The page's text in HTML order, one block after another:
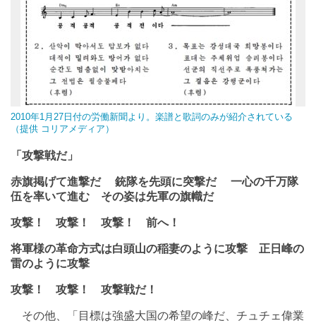
2010年1月27日付の労働新聞より。楽譜と歌詞のみが紹介されている
（提供 コリアメディア）
「攻撃戦だ」
赤旗掲げて進撃だ 銃隊を先頭に突撃だ 一心の千万隊
伍を率いて進む その姿は先軍の旗幟だ
攻撃！ 攻撃！ 攻撃！ 前へ！
将軍様の革命方式は白頭山の稲妻のように攻撃 正日峰の
雷のように攻撃
攻撃！ 攻撃！ 攻撃戦だ！
その他、「目標は強盛大国の希望の峰だ、チュチェ偉業